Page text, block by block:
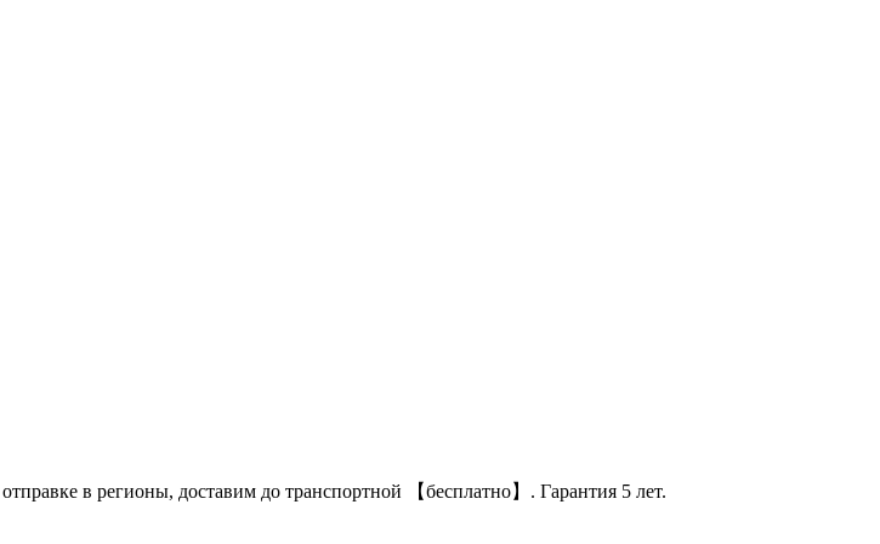
в регионы, доставим до транспортной 【бесплатно】. Гарантия 5 лет.